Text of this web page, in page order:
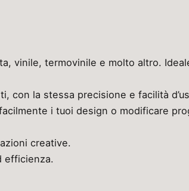
vinile, termovinile e molto altro.
con la stessa precisione e facilità
i tuoi design o modificare
creative.
efficienza.